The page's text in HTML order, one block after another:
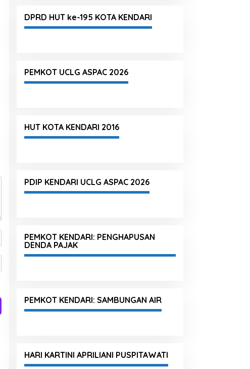
DPRD HUT ke-195 KOTA KENDARI
PEMKOT UCLG ASPAC 2026
HUT KOTA KENDARI 2016
PDIP KENDARI UCLG ASPAC 2026
PEMKOT KENDARI: PENGHAPUSAN
DENDA PAJAK
PEMKOT KENDARI: SAMBUNGAN AIR
HARI KARTINI APRILIANI PUSPITAWATI